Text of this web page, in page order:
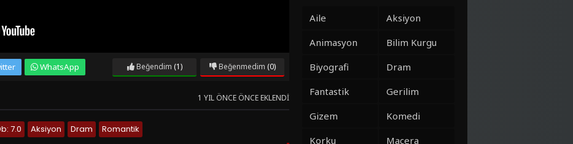
WhatsApp Beğendim (1) Beğenmedim (0)
1 YIL ÖNCE ÖNCE EKLENDI
7.0 Aksiyon Dram
Romantik
Aile
Aksiyon
Animasyon
Bilim Kurgu
Biyografi
Dram
Fantastik
Gerilim
Gizem
Komedi
Korku
Macera